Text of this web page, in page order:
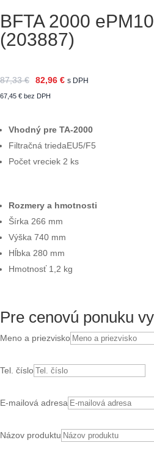
BFTA 2000
(203887)
87,33€ 82,96 € s DPH
67,45 € bez DPH
Vhodný pre TA-2000
Filtračná triedaEU5/F5
Počet vreciek 2 ks
Rozmery a hmotnosti
Šírka 266 mm
Výška 740 mm
Hĺbka 280 mm
Hmotnosť 1,2 kg
Pre cenovú ponuku
Meno a priezvisko
Tel. číslo
E-mailová adresa
Názov produktu